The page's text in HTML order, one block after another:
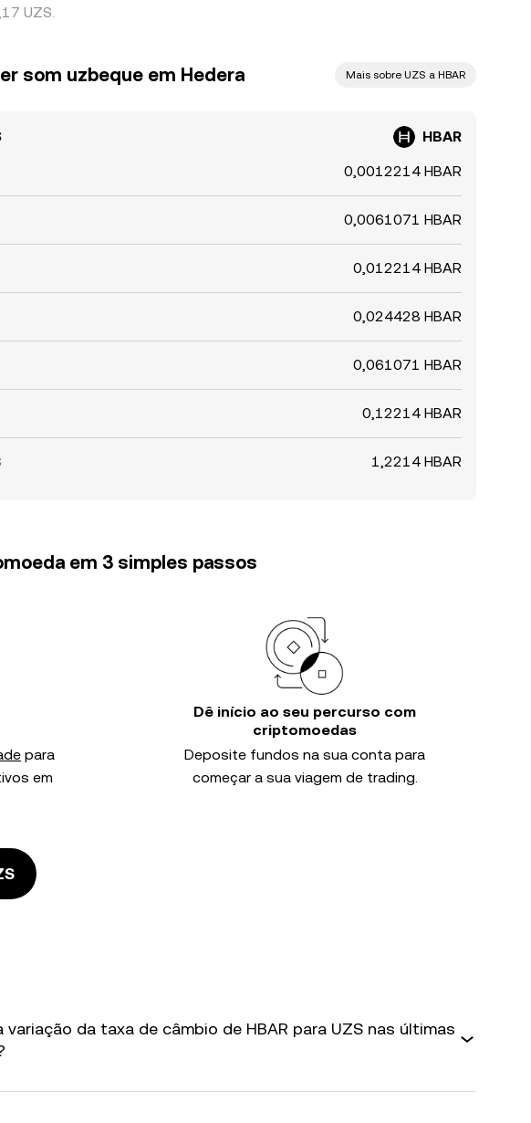
UZS.
som uzbeque em Hedera Mais sobre UZS a HBAR
HBAR
0,0012214 HBAR
0,0061071 HBAR
0,012214 HBAR
0,024428 HBAR
0,061071 HBAR
0,12214 HBAR
1,2214 HBAR
em 3 simples passos
para
em
Dê início ao seu percurso com
criptomoedas
Deposite fundos na sua conta para
começar a sua viagem de trading.
variação da taxa de câmbio de HBAR para UZS nas últimas